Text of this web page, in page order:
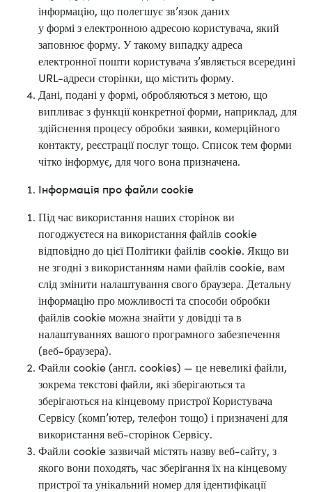
інформацію, що полегшує зв’язок даних
у формі з електронною адресою користувача, який
заповнює форму. У такому випадку адреса
електронної пошти користувача з’являється всередині
URL-адреси сторінки, що містить форму.
Дані, подані у формі, обробляються з метою, що
випливає з функції конкретної форми, наприклад, для
здійснення процесу обробки заявки, комерційного
контакту, реєстрації послуг тощо. Список тем форми
чітко інформує, для чого вона призначена.
Інформація про файли cookie
Під час використання наших сторінок ви
погоджуєтеся на використання файлів cookie
відповідно до цієї Політики файлів cookie. Якщо ви
не згодні з використанням нами файлів cookie, вам
слід змінити налаштування свого браузера. Детальну
інформацію про можливості та способи обробки
файлів cookie можна знайти у довідці та в
налаштуваннях вашого програмного забезпечення
(веб-браузера).
Файли cookie (англ. cookies) — це невеликі файли,
зокрема текстові файли, які зберігаються та
зберігаються на кінцевому пристрої Користувача
Сервісу (комп’ютер, телефон тощо) і призначені для
використання веб-сторінок Сервісу.
Файли cookie зазвичай містять назву веб-сайту, з
якого вони походять, час зберігання їх на кінцевому
пристрої та унікальний номер для ідентифікації